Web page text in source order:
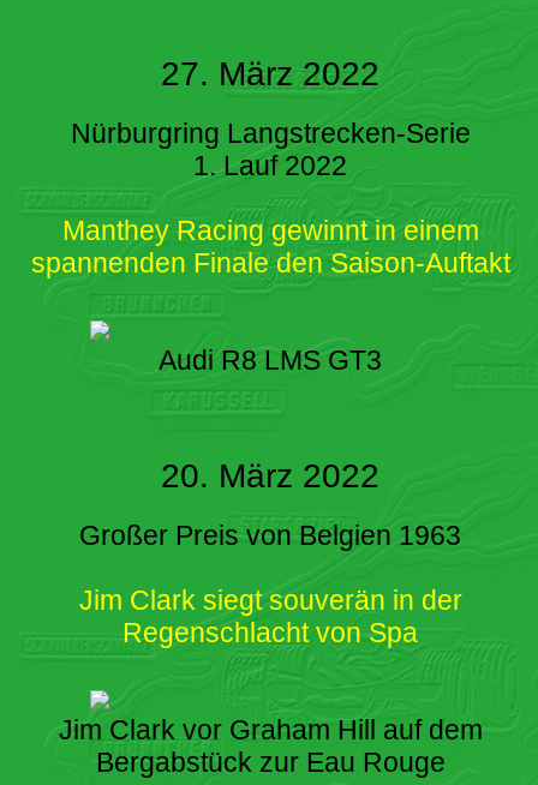
27. März 2022
Nürburgring Langstrecken-Serie
1. Lauf 2022
Manthey Racing gewinnt in einem
spannenden Finale den Saison-Auftakt
Audi R8 LMS GT3
20. März 2022
Großer Preis von Belgien 1963
Jim Clark siegt souverän in der
Regenschlacht von Spa
Jim Clark vor Graham Hill auf dem
Bergabstück zur Eau Rouge